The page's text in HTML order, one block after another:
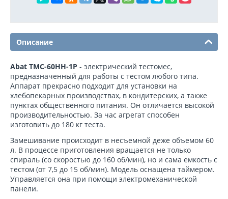
Описание
Abat ТМС-60НН-1Р - электрический тестомес,
предназначенный для работы с тестом любого типа.
Аппарат прекрасно подходит для установки на
хлебопекарных производствах, в кондитерских, а также
пунктах общественного питания. Он отличается высокой
производительностью. За час агрегат способен
изготовить до 180 кг теста.
Замешивание происходит в несъемной деже объемом 60
л. В процессе приготовления вращается не только
спираль (со скоростью до 160 об/мин), но и сама емкость с
тестом (от 7,5 до 15 об/мин). Модель оснащена таймером.
Управляется она при помощи электромеханической
панели.